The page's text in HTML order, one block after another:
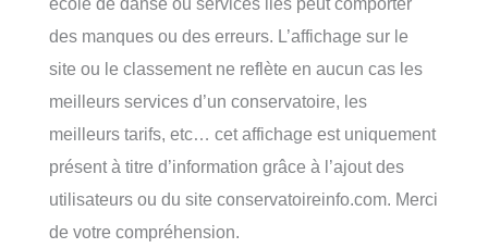
des manques ou des erreurs. L’affichage sur le
site ou le classement ne reflète en aucun cas les
meilleurs services d’un conservatoire, les
meilleurs tarifs, etc… cet affichage est uniquement
présent à titre d’information grâce à l’ajout des
utilisateurs ou du site conservatoireinfo.com. Merci
de votre compréhension.